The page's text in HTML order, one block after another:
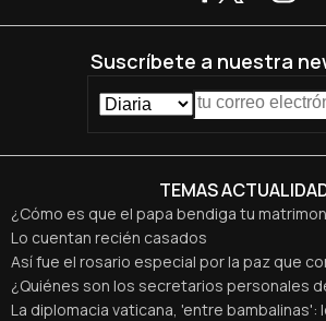
TEMAS
¿Cómo es que el papa bendiga tu
Lo cuentan recién casados
Así fue el rosario especial por la paz que
¿Quiénes son los secretarios personales
La diplomacia vaticana, 'entre bambalinas':
Suscríbete a nuestra